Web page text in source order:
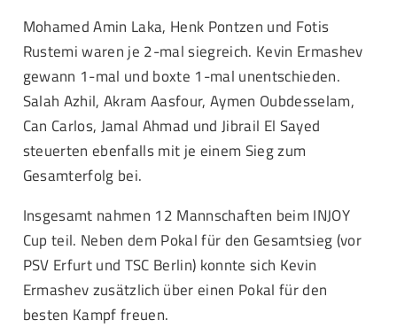
Mohamed Amin Laka, Henk Pontzen und Fotis
Rustemi waren je 2-mal siegreich. Kevin Ermashev
gewann 1-mal und boxte 1-mal unentschieden.
Salah Azhil, Akram Aasfour, Aymen Oubdesselam,
Can Carlos, Jamal Ahmad und Jibrail El Sayed
steuerten ebenfalls mit je einem Sieg zum
Gesamterfolg bei.
Insgesamt nahmen 12 Mannschaften beim INJOY
Cup teil. Neben dem Pokal für den Gesamtsieg (vor
PSV Erfurt und TSC Berlin) konnte sich Kevin
Ermashev zusätzlich über einen Pokal für den
besten Kampf freuen.